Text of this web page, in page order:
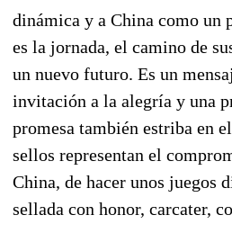
dinámica y a China como un
es la jornada, el camino de
un nuevo futuro. Es un
invitación a la alegría y una
promesa también estriba en
sellos representan el
China, de hacer unos juegos
sellada con honor, carcater,